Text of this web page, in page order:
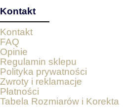
Kontakt
Kontakt
FAQ
Opinie
Regulamin sklepu
Polityka prywatności
Zwroty i reklamacje
Płatności
Tabela Rozmiarów i Korekta